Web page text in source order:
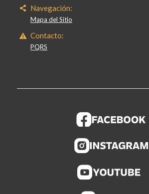
Navegación:
Mapa del Sitio
Contacto:
PQRS